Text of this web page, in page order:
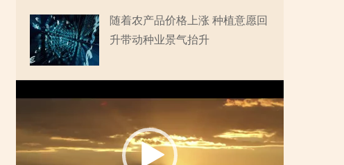
随着农产品价格上涨 种植意愿回
升带动种业景气抬升
频
放
器